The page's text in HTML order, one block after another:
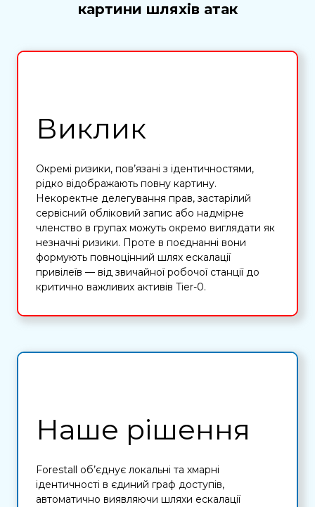
картини шляхів атак
Виклик
Окремі ризики, пов’язані з ідентичностями,
рідко відображають повну картину.
Некоректне делегування прав, застарілий
сервісний обліковий запис або надмірне
членство в групах можуть окремо виглядати як
незначні ризики. Проте в поєднанні вони
формують повноцінний шлях ескалації
привілеїв — від звичайної робочої станції до
критично важливих активів Tier-0.
Наше рішення
Forestall об’єднує локальні та хмарні
ідентичності в єдиний граф доступів,
автоматично виявляючи шляхи ескалації